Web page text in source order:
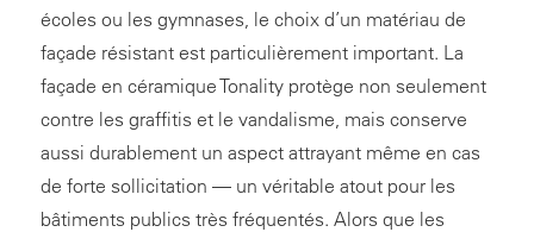
écoles ou les gymnases, le choix d’un matériau de
façade résistant est particulièrement important. La
façade en céramique Tonality protège non seulement
contre les graffitis et le vandalisme, mais conserve
aussi durablement un aspect attrayant même en cas
de forte sollicitation — un véritable atout pour les
bâtiments publics très fréquentés. Alors que les